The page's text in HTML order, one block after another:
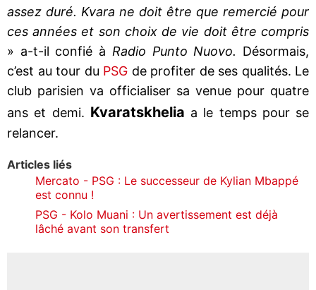
assez duré. Kvara ne doit être que remercié pour
ces années et son choix de vie doit être compris
» a-t-il confié à Radio Punto Nuovo. Désormais,
c’est au tour du PSG de profiter de ses qualités. Le
club parisien va officialiser sa venue pour quatre
ans et demi. Kvaratskhelia a le temps pour se
relancer.
Articles liés
Mercato - PSG : Le successeur de Kylian Mbappé
est connu !
PSG - Kolo Muani : Un avertissement est déjà
lâché avant son transfert